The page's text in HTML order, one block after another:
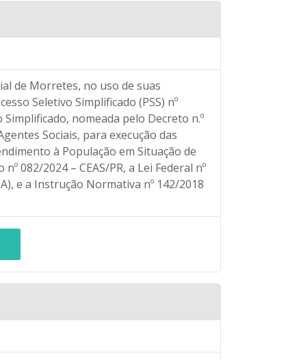
de Morretes, no uso de suas
Seletivo Simplificado (PSS) nº
nomeada pelo Decreto n.º
Sociais, para execução das
à População em Situação de
082/2024 – CEAS/PR, a Lei Federal nº
e a Instrução Normativa nº 142/2018